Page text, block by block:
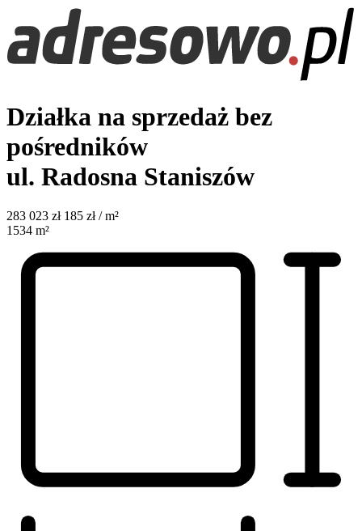
Działka na sprzedaż bez
pośredników
ul. Radosna Staniszów
283 023 zł 185 zł / m²
1534 m²